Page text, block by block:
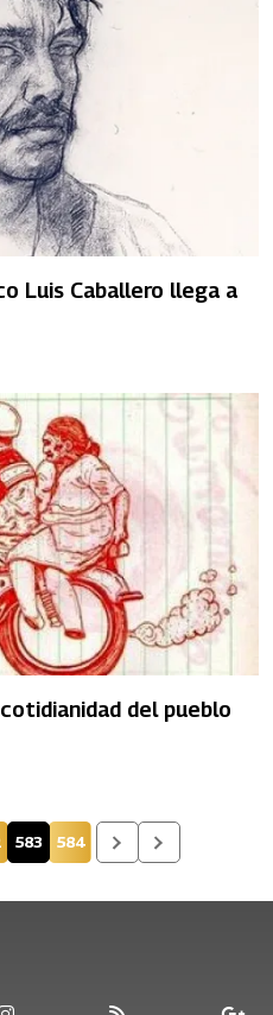
Luis Caballero llega a
del pueblo
Página actual
583 Página
584